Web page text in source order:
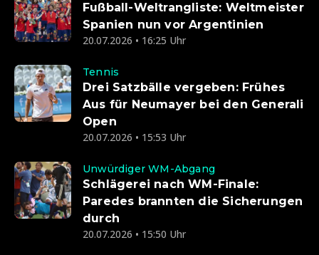
Fußball-Weltrangliste: Weltmeister
Spanien nun vor Argentinien
20.07.2026 • 16:25 Uhr
Tennis
Drei Satzbälle vergeben: Frühes
Aus für Neumayer bei den Generali
Open
20.07.2026 • 15:53 Uhr
Unwürdiger WM-Abgang
Schlägerei nach WM-Finale:
Paredes brannten die Sicherungen
durch
20.07.2026 • 15:50 Uhr